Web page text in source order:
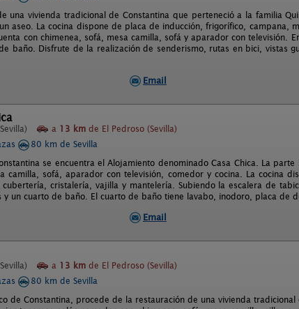
una vivienda tradicional de Constantina que perteneció a la familia
aseo. La cocina dispone de placa de inducción, frigorífico, campana,
con chimenea, sofá, mesa camilla, sofá y aparador con televisión.
baño. Disfrute de la realización de senderismo, rutas en bici, vistas
Email
a 13 km de El Pedroso (Sevilla)
80 km de Sevilla
se encuentra el Alojamiento denominado Casa Chica. La
camilla, sofá, aparador con televisión, comedor y cocina. La cocina
cristalería, vajilla y mantelería. Subiendo la escalera de
y un cuarto de baño. El cuarto de baño tiene lavabo, inodoro, placa de
Email
a 13 km de El Pedroso (Sevilla)
80 km de Sevilla
de Constantina, procede de la restauración de una vivienda